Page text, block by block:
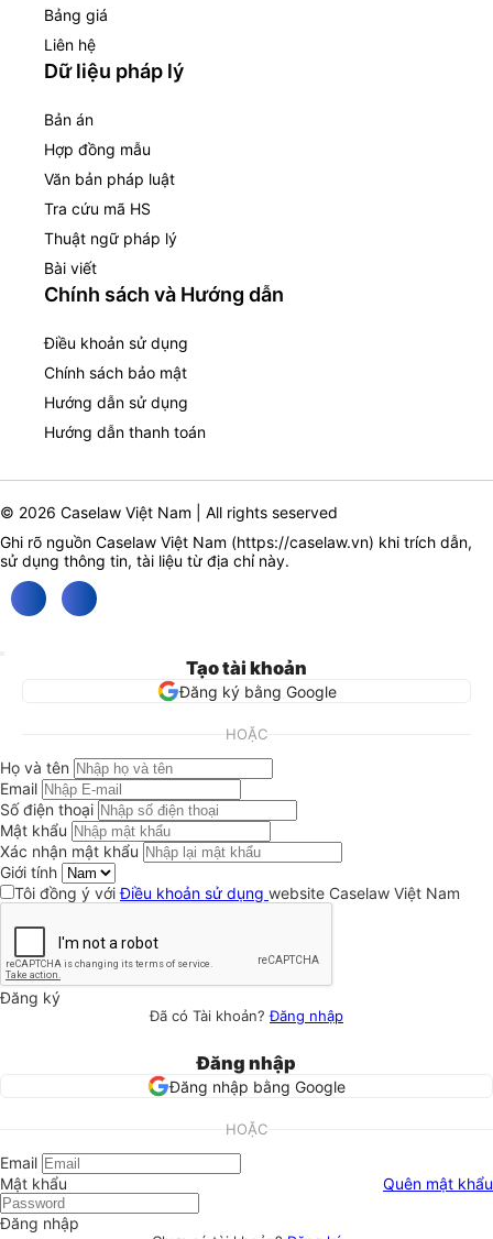
Bảng giá
Liên hệ
Dữ liệu pháp lý
Bản án
Hợp đồng mẫu
Văn bản pháp luật
Tra cứu mã HS
Thuật ngữ pháp lý
Bài viết
Chính sách và Hướng dẫn
Điều khoản sử dụng
Chính sách bảo mật
Hướng dẫn sử dụng
Hướng dẫn thanh toán
© 2026 Caselaw Việt Nam | All rights seserved
Ghi rõ nguồn Caselaw Việt Nam (https://caselaw.vn) khi trích dẫn,
sử dụng thông tin, tài liệu từ địa chỉ này.
Tạo tài khoản
Đăng ký bằng Google
HOẶC
Họ và tên
Email
Số điện thoại
Mật khẩu
Xác nhận mật khẩu
Giới tính
Tôi đồng ý vớiĐiều khoản sử dụng website Caselaw Việt Nam
Đăng ký
Đã có Tài khoản?Đăng nhập
Đăng nhập
Đăng nhập bằng Google
HOẶC
Email
Mật khẩu
Quên mật khẩu
Đăng nhập